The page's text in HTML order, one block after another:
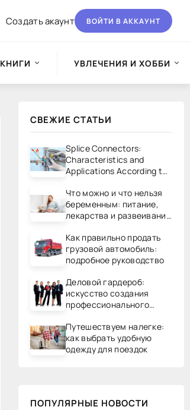
Создать акаунт ВОЙТИ В АККАУНТ
КНИГИ УВЛЕЧЕНИЯ И ХОББИ
СВЕЖИЕ СТАТЬИ
Splice Connectors:
Characteristics and
Applications According to
Что можно и что нельзя
беременным: питание,
лекарства и развеивание
Как правильно продать
грузовой автомобиль:
подробное руководство
Деловой гардероб:
искусство создания
профессионального
Путешествуем налегке:
как выбрать удобную
одежду для поездок
ПОПУЛЯРНЫЕ НОВОСТИ